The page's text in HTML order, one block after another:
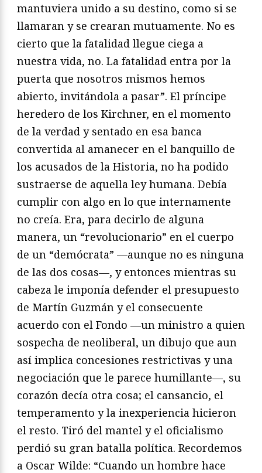
mantuviera unido a su destino, como si se
llamaran y se crearan mutuamente. No es
cierto que la fatalidad llegue ciega a
nuestra vida, no. La fatalidad entra por la
puerta que nosotros mismos hemos
abierto, invitándola a pasar”. El príncipe
heredero de los Kirchner, en el momento
de la verdad y sentado en esa banca
convertida al amanecer en el banquillo de
los acusados de la Historia, no ha podido
sustraerse de aquella ley humana. Debía
cumplir con algo en lo que internamente
no creía. Era, para decirlo de alguna
manera, un “revolucionario” en el cuerpo
de un “demócrata” —aunque no es ninguna
de las dos cosas—, y entonces mientras su
cabeza le imponía defender el presupuesto
de Martín Guzmán y el consecuente
acuerdo con el Fondo —un ministro a quien
sospecha de neoliberal, un dibujo que aun
así implica concesiones restrictivas y una
negociación que le parece humillante—, su
corazón decía otra cosa; el cansancio, el
temperamento y la inexperiencia hicieron
el resto. Tiró del mantel y el oficialismo
perdió su gran batalla política. Recordemos
a Oscar Wilde: “Cuando un hombre hace